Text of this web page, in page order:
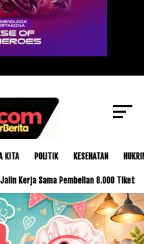
KITA POLITIK KESEHATAN
Pembelian 8.000 Tiket MotoGP